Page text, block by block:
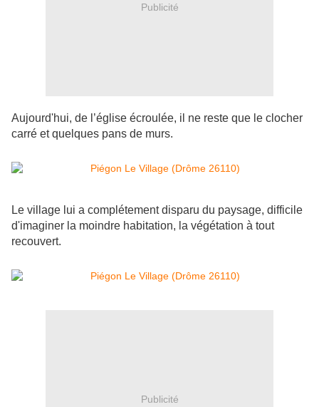
Publicité
Aujourd'hui, de l’église écroulée, il ne reste que le clocher
carré et quelques pans de murs.
Le village lui a complétement disparu du paysage, difficile
d'imaginer la moindre habitation, la végétation à tout
recouvert.
Publicité